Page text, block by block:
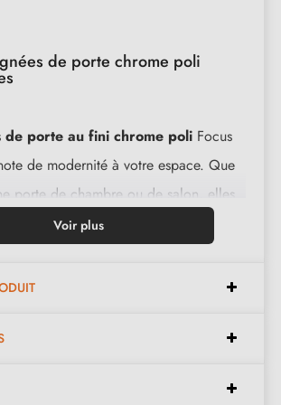
de porte chrome poli
de porte au fini chrome poli Focus
de modernité à votre espace. Que
porte de chambre ou de salon, elles
avec élégance et style.
offrent une durabilité inégalée.
:
avec rosace de 9 mm
Voir plus